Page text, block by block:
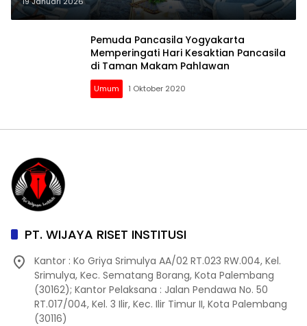
Pemuda Pancasila Yogyakarta
Memperingati Hari Kesaktian Pancasila
di Taman Makam Pahlawan
Umum 1 Oktober 2020
PT. WIJAYA RISET INSTITUSI
Kantor : Ko Griya Srimulya AA/02 RT.023 RW.004, Kel.
Srimulya, Kec. Sematang Borang, Kota Palembang
(30162); Kantor Pelaksana : Jalan Pendawa No. 50
RT.017/004, Kel. 3 Ilir, Kec. Ilir Timur II, Kota Palembang
(30116)